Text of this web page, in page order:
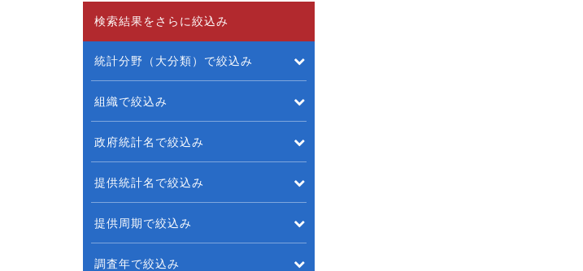
検索結果をさらに絞込み
統計分野（大分類）で絞込み
組織で絞込み
政府統計名で絞込み
提供統計名で絞込み
提供周期で絞込み
調査年で絞込み